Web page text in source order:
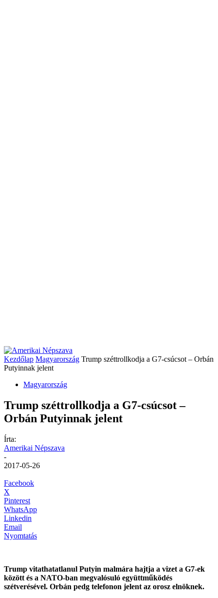
Kezdőlap Magyarország Trump széttrollkodja a G7-csúcsot – Orbán
Putyinnak jelent
Magyarország
Trump széttrollkodja a G7-csúcsot –
Orbán Putyinnak jelent
Írta:
Amerikai Népszava
-
2017-05-26
Facebook
X
Pinterest
WhatsApp
Linkedin
Email
Nyomtatás
Trump vitathatatlanul Putyin malmára hajtja a vizet a G7-ek
között és a NATO-ban megvalósuló együttműködés
szétverésével. Orbán pedg telefonon jelent az orosz elnöknek.